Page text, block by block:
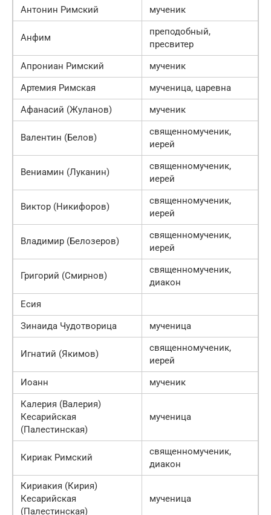
Антонин Римский
мученик
Анфим
преподобный,
пресвитер
Апрониан Римский
мученик
Артемия Римская
мученица, царевна
Афанасий (Жуланов)
мученик
Валентин (Белов)
священномученик,
иерей
Вениамин (Луканин)
священномученик,
иерей
Виктор (Никифоров)
священномученик,
иерей
Владимир (Белозеров)
священномученик,
иерей
Григорий (Смирнов)
священномученик,
диакон
Есия
Зинаида Чудотворица
мученица
Игнатий (Якимов)
священномученик,
иерей
Иоанн
мученик
Калерия (Валерия)
Кесарийская
(Палестинская)
мученица
Кириак Римский
священномученик,
диакон
Кириакия (Кирия)
Кесарийская
(Палестинская)
мученица